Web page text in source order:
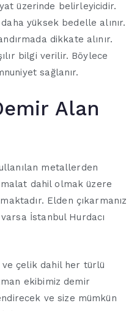
üzerinde belirleyicidir.
daha yüksek bedelle alınır.
dikkate alınır.
bilgi verilir. Böylece
sağlanır.
Alan
metallerden
dahil olmak üzere
Elden çıkarmanız
İstanbul Hurdacı
çelik dahil her türlü
ekibimiz demir
ve size mümkün